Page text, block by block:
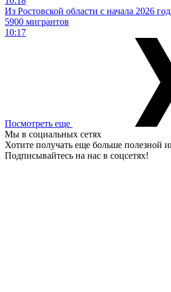
Из Ростовской области с начала 2026
5900 мигрантов
10:17
Посмотреть еще
Мы в социальных сетях
Хотите получать еще больше полезной
Подписывайтесь на нас в соцсетях!